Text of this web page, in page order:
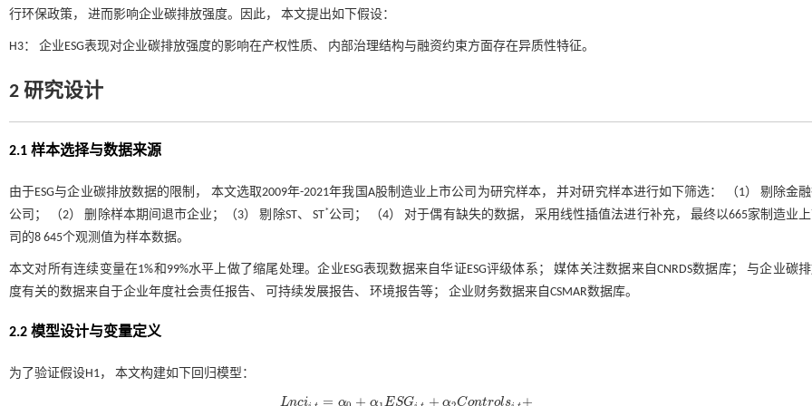
行环保政策， 进而影响企业碳排放强度。因此， 本文提出如下假设：
H3： 企业ESG表现对企业碳排放强度的影响在产权性质、 内部治理结构与融资约束方面存在异质性特征。
2 研究设计
2.1 样本选择与数据来源
由于ESG与企业碳排放数据的限制， 本文选取2009年-2021年我国A股制造业上市公司为研究样本， 并对研究样本进行如下筛选： （1） 剔除金
公司； （2） 删除样本期间退市企业；（3） 剔除ST、 ST*公司； （4） 对于偶有缺失的数据， 采用线性插值法进行补充， 最终以665家制造业
司的8 645个观测值为样本数据。
本文对所有连续变量在1%和99%水平上做了缩尾处理。企业ESG表现数据来自华证ESG评级体系； 媒体关注数据来自CNRDS数据库； 与企业碳
度有关的数据来自于企业年度社会责任报告、 可持续发展报告、 环境报告等； 企业财务数据来自CSMAR数据库。
2.2 模型设计与变量定义
为了验证假设H1， 本文构建如下回归模型：
Lnci = α + α ESG + α Controls +